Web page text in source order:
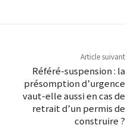
Article suivant
Référé-suspension : la
présomption d’urgence
vaut-elle aussi en cas de
retrait d’un permis de
construire ?